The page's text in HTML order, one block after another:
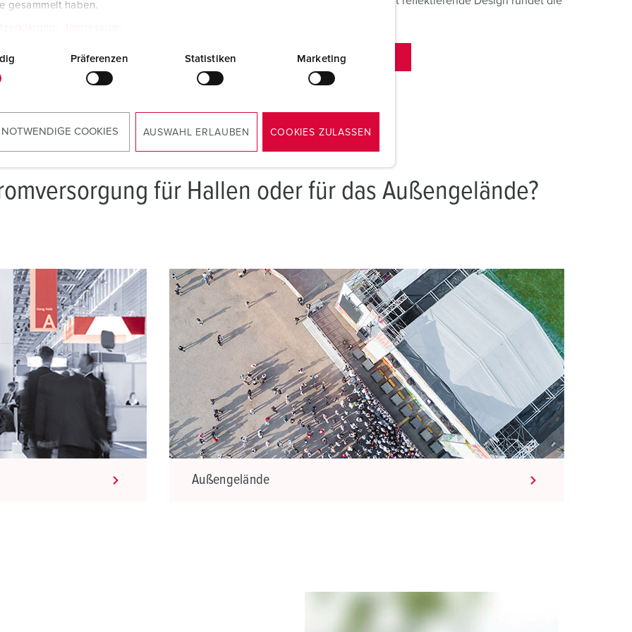
gesammelt haben.
Präferenzen Statistiken Marketing
COOKIES AUSWAHL ERLAUBEN COOKIES ZULASSEN
STECKDOSENKOMBINATIONEN UND MOBILE VERTEILER
für Hallen oder für das Außengelände?
Außengelände